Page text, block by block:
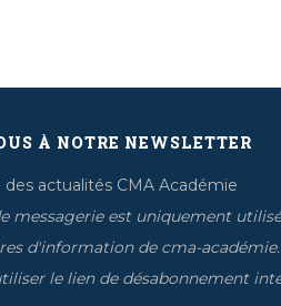
À NOTRE NEWSLETTER
actualités CMA Académie
messagerie est uniquement
d'information de cma-
le lien de désabonnement